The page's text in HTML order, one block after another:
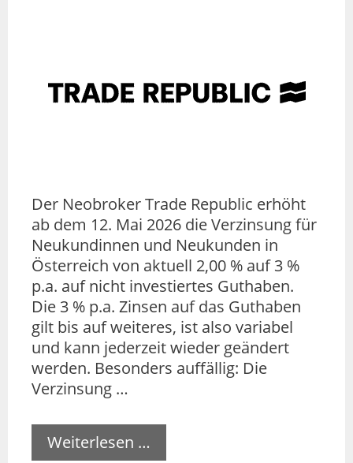
Der Neobroker Trade Republic erhöht
ab dem 12. Mai 2026 die Verzinsung für
Neukundinnen und Neukunden in
Österreich von aktuell 2,00 % auf 3 %
p.a. auf nicht investiertes Guthaben.
Die 3 % p.a. Zinsen auf das Guthaben
gilt bis auf weiteres, ist also variabel
und kann jederzeit wieder geändert
werden. Besonders auffällig: Die
Verzinsung …
Weiterlesen …